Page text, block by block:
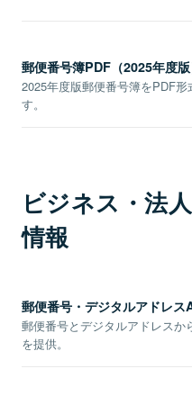
郵便番号簿PDF（2025年度版
2025年度版郵便番号簿をPDF
す。
ビジネス・法
情報
郵便番号・デジタルアドレス
郵便番号とデジタルアドレスか
を提供。